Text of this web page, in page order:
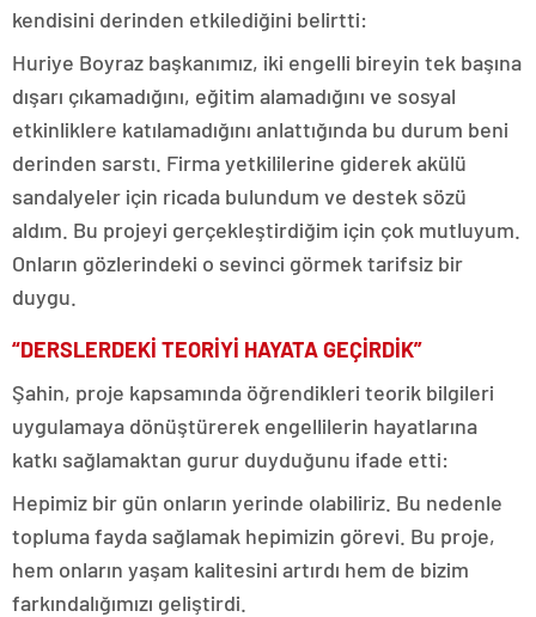
kendisini derinden etkilediğini belirtti:
Huriye Boyraz başkanımız, iki engelli bireyin tek başına
dışarı çıkamadığını, eğitim alamadığını ve sosyal
etkinliklere katılamadığını anlattığında bu durum beni
derinden sarstı. Firma yetkililerine giderek akülü
sandalyeler için ricada bulundum ve destek sözü
aldım. Bu projeyi gerçekleştirdiğim için çok mutluyum.
Onların gözlerindeki o sevinci görmek tarifsiz bir
duygu.
“DERSLERDEKİ TEORİYİ HAYATA GEÇİRDİK”
Şahin, proje kapsamında öğrendikleri teorik bilgileri
uygulamaya dönüştürerek engellilerin hayatlarına
katkı sağlamaktan gurur duyduğunu ifade etti:
Hepimiz bir gün onların yerinde olabiliriz. Bu nedenle
topluma fayda sağlamak hepimizin görevi. Bu proje,
hem onların yaşam kalitesini artırdı hem de bizim
farkındalığımızı geliştirdi.